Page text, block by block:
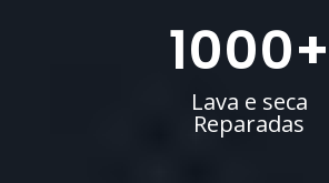
1000+
Lava e seca
Reparadas